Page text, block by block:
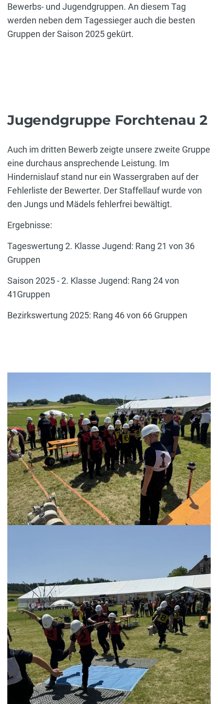
Bewerbs- und Jugendgruppen. An diesem Tag
werden neben dem Tagessieger auch die besten
Gruppen der Saison 2025 gekürt.
Jugendgruppe Forchtenau 2
Auch im dritten Bewerb zeigte unsere zweite Gruppe
eine durchaus ansprechende Leistung. Im
Hindernislauf stand nur ein Wassergraben auf der
Fehlerliste der Bewerter. Der Staffellauf wurde von
den Jungs und Mädels fehlerfrei bewältigt.
Ergebnisse:
Tageswertung 2. Klasse Jugend: Rang 21 von 36
Gruppen
Saison 2025 - 2. Klasse Jugend: Rang 24 von
41Gruppen
Bezirkswertung 2025: Rang 46 von 66 Gruppen